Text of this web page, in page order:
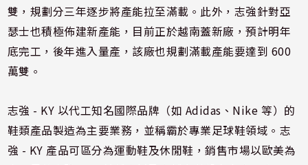
雙，規劃分三年逐步將產能拉至滿載。此外，志強針對亞
瑟士也積極佈建新產能，目前正於越南蓋新廠，預計明年
底完工，後年進入量產，該廠也規劃滿載產能要達到 600
萬雙。
志強 - KY 以代工知名國際品牌（如 Adidas、Nike 等）的
鞋類產品製造為主要業務，並稱霸於專業足球鞋領域。志
強 - KY 產品可區分為運動鞋及休閒鞋，銷售市場以歐美為